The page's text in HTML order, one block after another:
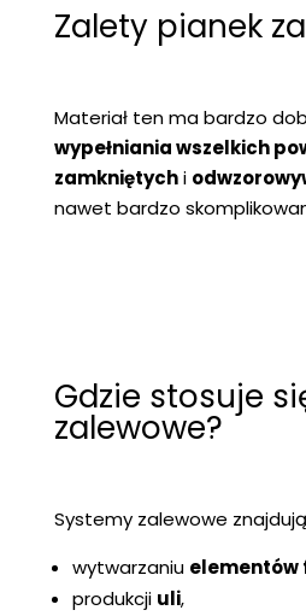
Zalety pianek
Materiał ten ma bardzo
wypełniania wszelkich
zamkniętychi
nawet bardzo
Gdzie stosuje
zalewowe?
Systemy zalewowe
wytwarzaniu elementów
produkcji uli,